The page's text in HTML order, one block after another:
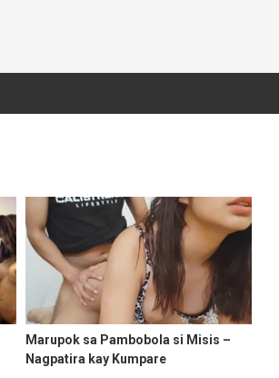
Marupok sa Pambobola si Misis –
Nagpatira kay Kumpare